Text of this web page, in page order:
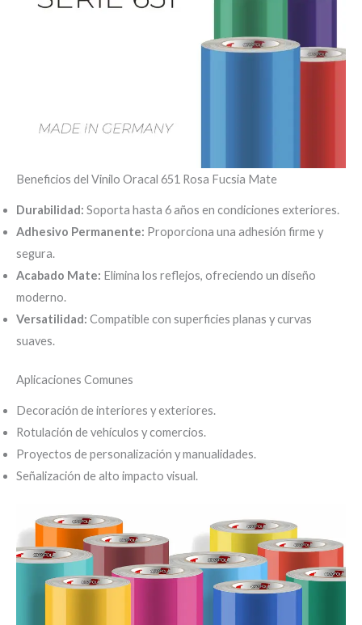
Beneficios del Vinilo Oracal 651 Rosa Fucsia Mate
Durabilidad: Soporta hasta 6 años en condiciones exteriores.
Adhesivo Permanente: Proporciona una adhesión firme y
segura.
Acabado Mate: Elimina los reflejos, ofreciendo un diseño
moderno.
Versatilidad: Compatible con superficies planas y curvas
suaves.
Aplicaciones Comunes
Decoración de interiores y exteriores.
Rotulación de vehículos y comercios.
Proyectos de personalización y manualidades.
Señalización de alto impacto visual.